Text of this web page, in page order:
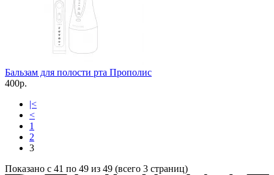
Бальзам для полости рта Прополис
400р.
|<
<
1
2
3
Показано с 41 по 49 из 49 (всего 3 страниц)